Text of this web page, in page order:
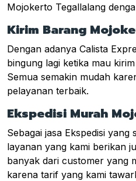
Mojokerto Tegallalang
Kirim Barang
Dengan adanya Calista
bingung lagi ketika mau
Semua semakin mudah
pelayanan terbaik.
Ekspedisi Murah
Sebagai jasa Ekspedisi
layanan yang kami berikan
banyak dari customer yang
karena tarif yang kami